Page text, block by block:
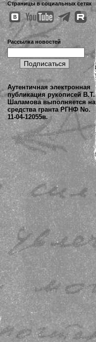
Страницы в социальных сетях
Рассылка новостей
Аутентичная электронная
публикация рукописей В.Т.
Шаламова выполняется на
средства гранта РГНФ No.
11-04-12055в.